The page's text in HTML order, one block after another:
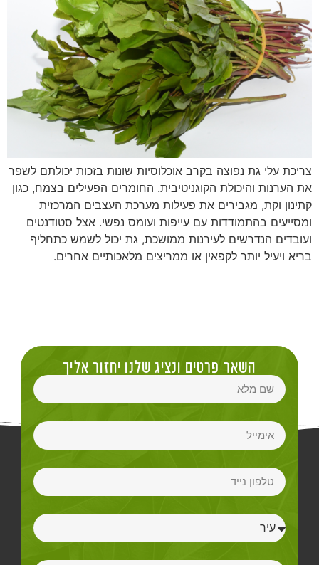
צריכת עלי גת נפוצה בקרב אוכלוסיות שונות בזכות יכולתם לשפר
את הערנות והיכולת הקוגניטיבית. החומרים הפעילים בצמח, כגון
קתינון וקת, מגבירים את פעילות מערכת העצבים המרכזית
ומסייעים בהתמודדות עם עייפות ועומס נפשי. אצל סטודנטים
ועובדים הנדרשים לעירנות ממושכת, גת יכול לשמש כתחליף
בריא ויעיל יותר לקפאין או ממריצים מלאכותיים אחרים.
השאר פרטים ונציג שלנו יחזור אליך